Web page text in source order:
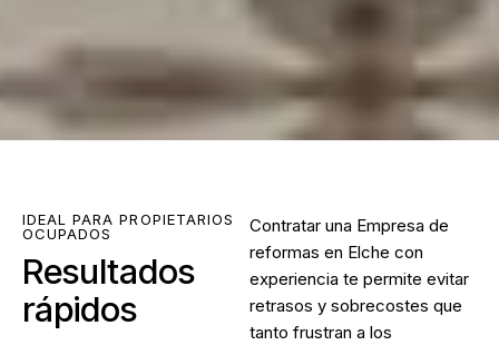
IDEAL PARA PROPIETARIOS
OCUPADOS
Resultados
rápidos
Contratar una Empresa de
reformas en Elche con
experiencia te permite evitar
retrasos y sobrecostes que
tanto frustran a los